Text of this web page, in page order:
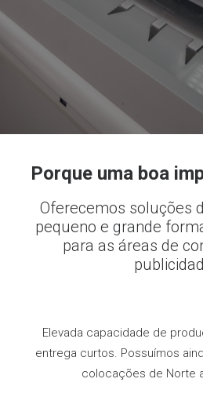
Porque uma boa
Oferecemos soluções
pequeno e grande
para as áreas de
Elevada capacidade de
entrega curtos. Possuímos
colocações de Norte